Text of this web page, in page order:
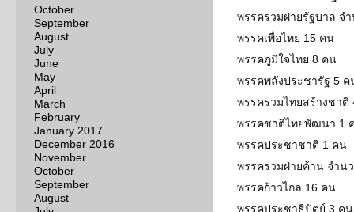
October
September
August
July
June
May
April
March
February
January 2017
December 2016
November
October
September
August
พรรคร่วมฝ่ายรัฐบาล จ
พรรคเพื่อไทย 15 คน
พรรคภูมิใจไทย 8 คน
พรรคพลังประชารัฐ 5 ค
พรรครวมไทยสร้างชาติ
พรรคชาติไทยพัฒนา 1
พรรคประชาชาติ 1 คน
พรรคร่วมฝ่ายค้าน จำน
พรรคก้าวไกล 16 คน
พรรคประชาธิปัตย์ 3 คน